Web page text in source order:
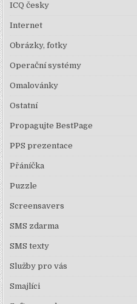
ICQ česky
Internet
Obrázky, fotky
Operační systémy
Omalovánky
Ostatní
Propagujte BestPage
PPS prezentace
Přáníčka
Puzzle
Screensavers
SMS zdarma
SMS texty
Služby pro vás
Smajlíci